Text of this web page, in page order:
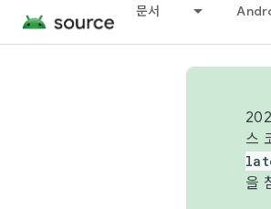
문서
스
을